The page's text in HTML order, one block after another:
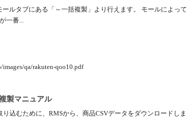
ルタブにある「～一括複製」より行えます。 モールによって
一番...
qa/rakuten-qoo10.pdf
マニュアル
込むために、RMSから、商品CSVデータをダウンロードしま